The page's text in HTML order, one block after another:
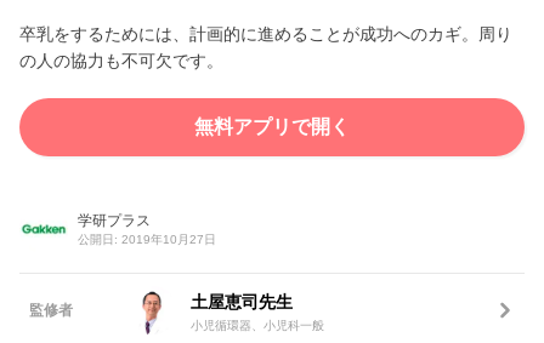
卒乳をするためには、計画的に進めることが成功へのカギ。周り
の人の協力も不可欠です。
無料アプリで開く
学研プラス
公開日: 2019年10月27日
監修者 土屋恵司先生
小児循環器、小児科一般